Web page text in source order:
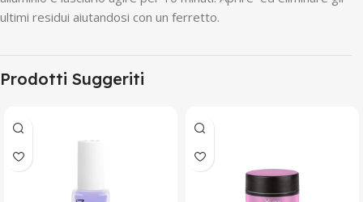
ultimi residui aiutandosi con un ferretto.
Prodotti Suggeriti